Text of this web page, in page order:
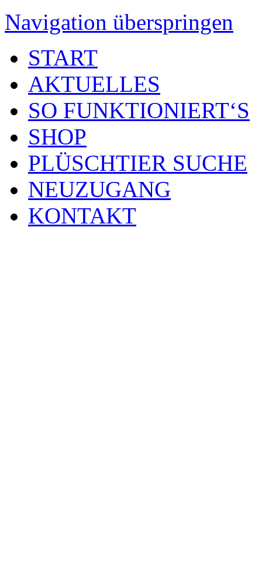
Navigation überspringen
START
AKTUELLES
SO FUNKTIONIERT‘S
SHOP
PLÜSCHTIER SUCHE
NEUZUGANG
KONTAKT